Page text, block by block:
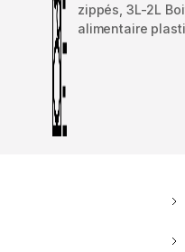
zippés, 3L-2L
alimentaire